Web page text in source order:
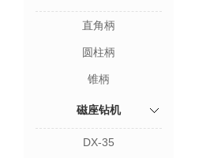
直角柄
圆柱柄
锥柄
磁座钻机
DX-35